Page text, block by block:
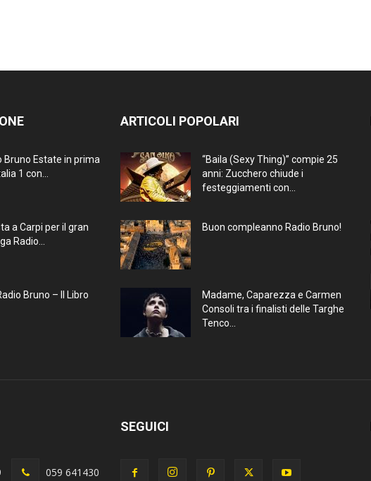
Bruno Estate in prima
1 con...
a Carpi per il gran
Radio...
Bruno – Il Libro
ARTICOLI POPOLARI
“Baila (Sexy Thing)” compie 25
anni: Zucchero chiude i
festeggiamenti con...
Buon compleanno Radio Bruno!
Madame, Caparezza e Carmen
Consoli tra i finalisti delle Targhe
Tenco...
059 641430
SEGUICI